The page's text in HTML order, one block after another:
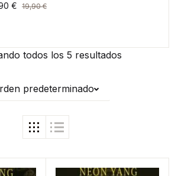
todos los 5 resultados
predeterminado
€ 19,90€